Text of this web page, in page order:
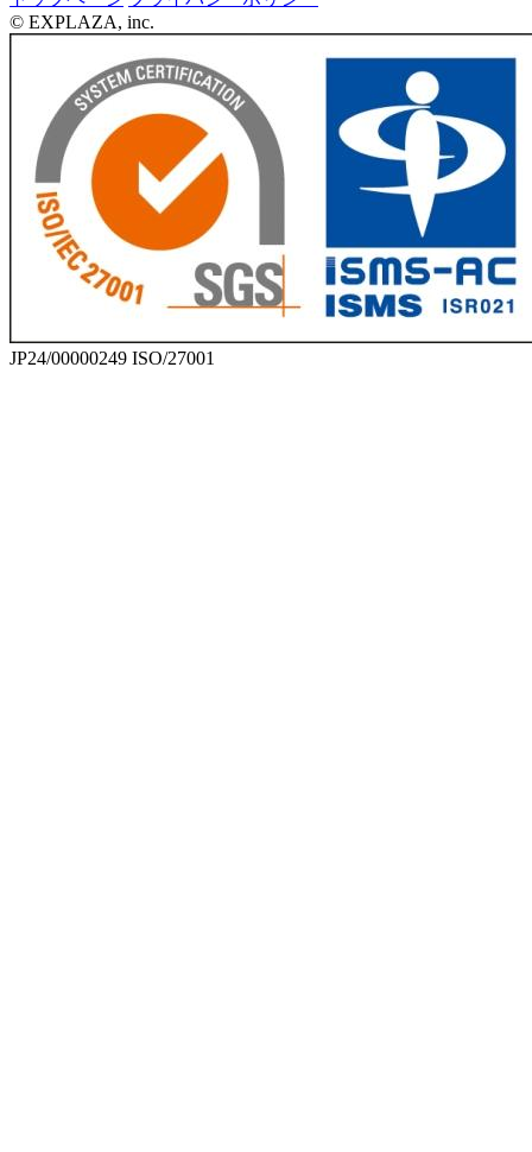
© EXPLAZA, inc.
JP24/00000249 ISO/27001